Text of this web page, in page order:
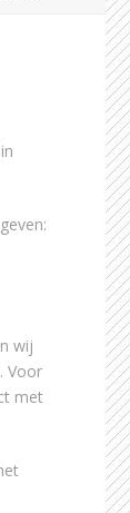
wij
Voor
met